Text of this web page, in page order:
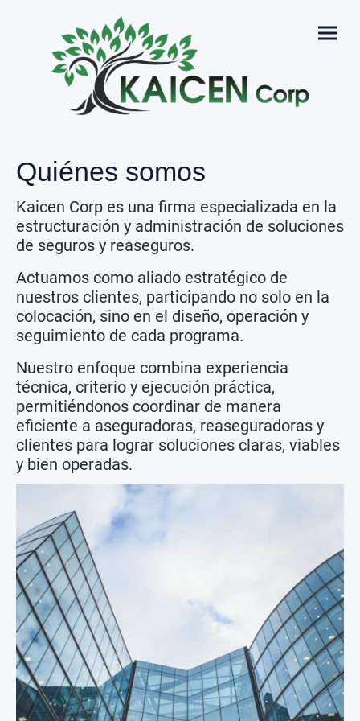
Quiénes somos
Kaicen Corp es una firma especializada en la
estructuración y administración de soluciones
de seguros y reaseguros.
Actuamos como aliado estratégico de
nuestros clientes, participando no solo en la
colocación, sino en el diseño, operación y
seguimiento de cada programa.
Nuestro enfoque combina experiencia
técnica, criterio y ejecución práctica,
permitiéndonos coordinar de manera
eficiente a aseguradoras, reaseguradoras y
clientes para lograr soluciones claras, viables
y bien operadas.